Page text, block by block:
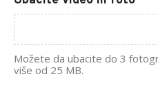
Možete da ubacite do 3
više od 25 MB.